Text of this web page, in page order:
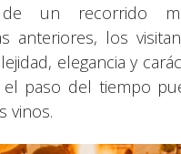
un recorrido
anteriores, los
elegancia y
paso del tiempo
vinos.